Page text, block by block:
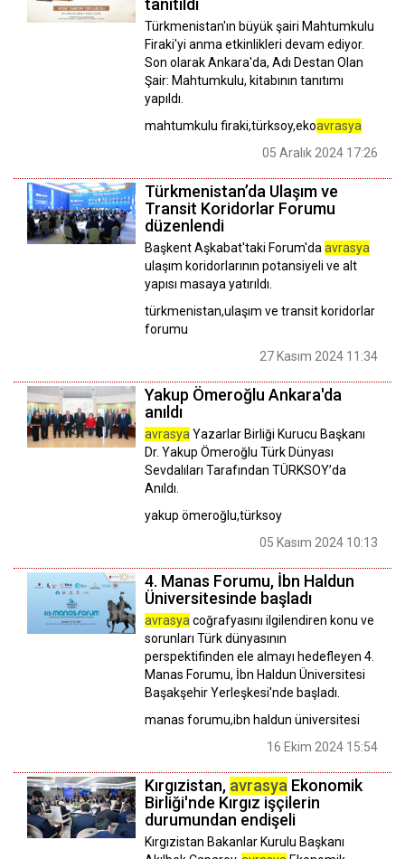
tanıtıldı
Türkmenistan'ın büyük şairi Mahtumkulu
Firaki'yi anma etkinlikleri devam ediyor.
Son olarak Ankara'da, Adı Destan Olan
Şair: Mahtumkulu, kitabının tanıtımı
yapıldı.
mahtumkulu firaki,türksoy,ekoavrasya
05 Aralık 2024 17:26
Türkmenistan’da Ulaşım ve
Transit Koridorlar Forumu
düzenlendi
Başkent Aşkabat'taki Forum'daavrasya
ulaşım koridorlarının potansiyeli ve alt
yapısı masaya yatırıldı.
türkmenistan,ulaşım ve transit koridorlar
forumu
27 Kasım 2024 11:34
Yakup Ömeroğlu Ankara'da
anıldı
avrasyaYazarlar Birliği Kurucu Başkanı
Dr. Yakup Ömeroğlu Türk Dünyası
Sevdalıları Tarafından TÜRKSOY’da
Anıldı.
yakup ömeroğlu,türksoy
05 Kasım 2024 10:13
4. Manas Forumu, İbn Haldun
Üniversitesinde başladı
avrasya coğrafyasını ilgilendiren konu ve
sorunları Türk dünyasının
perspektifinden ele almayı hedefleyen 4.
Manas Forumu, İbn Haldun Üniversitesi
Başakşehir Yerleşkesi'nde başladı.
manas forumu,ibn haldun üniversitesi
16 Ekim 2024 15:54
Kırgızistan, avrasya Ekonomik
Birliği'nde Kırgız işçilerin
durumundan endişeli
Kırgızistan Bakanlar Kurulu Başkanı